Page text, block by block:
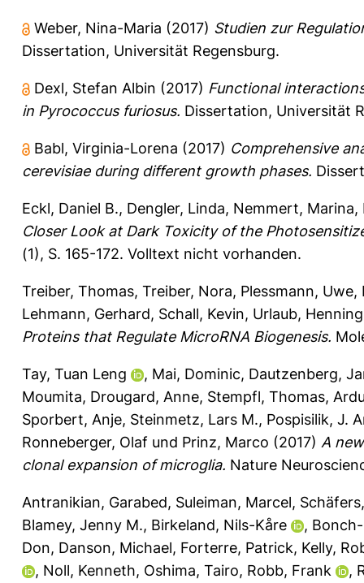
Weber, Nina-Maria (2017) Studien zur
Dissertation, Universität Regensburg.
Dexl, Stefan Albin (2017) Functional
in Pyrococcus furiosus. Dissertation, Universität
Babl, Virginia-Lorena (2017) Comprehensive
cerevisiae during different growth phases.
Eckl, Daniel B., Dengler, Linda, Nemmert, Marina,
Closer Look at Dark Toxicity of the
(1), S. 165-172. Volltext nicht vorhanden.
Treiber, Thomas, Treiber, Nora, Plessmann, Uwe,
Lehmann, Gerhard, Schall, Kevin, Urlaub, Henning
Proteins that Regulate MicroRNA Biogenesis.
Tay, Tuan Leng , Mai, Dominic, Dautzenberg,
Moumita, Drougard, Anne, Stempfl, Thomas,
Sporbert, Anje, Steinmetz, Lars M., Pospisilik, J.
Ronneberger, Olaf und Prinz, Marco (2017) A
clonal expansion of microglia. Nature
Antranikian, Garabed, Suleiman, Marcel,
Blamey, Jenny M., Birkeland, Nils-Kåre ,
Don, Danson, Michael, Forterre, Patrick, Kelly,
, Noll, Kenneth, Oshima, Tairo, Robb, Frank ,